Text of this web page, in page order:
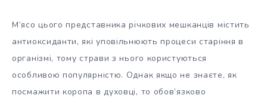
М’ясо цього представника річкових мешканців містить
антиоксиданти, які уповільнюють процеси старіння в
організмі, тому страви з нього користуються
особливою популярністю. Однак якщо не знаєте, як
посмажити коропа в духовці, то обов’язково